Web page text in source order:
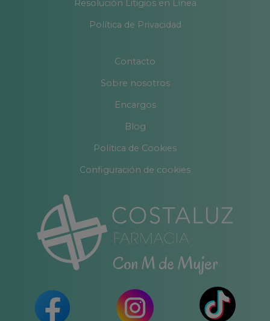
Resolución Litigios en Línea
Política de Privacidad
Contacto
Sobre nosotros
Encargos
Blog
Política de Cookies
Configuración de cookies